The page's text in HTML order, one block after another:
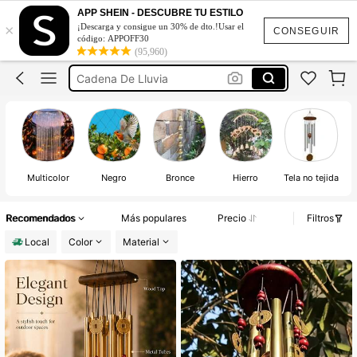
CONSEGUIR
×
APP SHEIN - DESCUBRE TU ESTILO
¡Descarga y consigue un 30% de dto.!Usar el
código: APPOFF30
(95,960)
Campanas De Viento
Sonajeros De Viento
Cadena De Lluvia
Jardineria Accesorios Patio
Campanas De Viento
Multicolor Negro Bronce Hierro Tela no tejida
Recomendados Más populares Precio
Filtros
Local
Color Material